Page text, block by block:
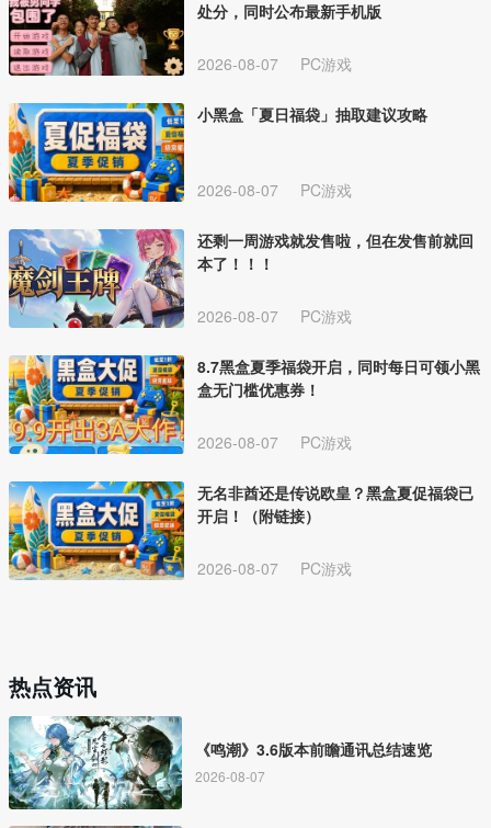
处分，同时公布最新手机版
2026-08-07 PC游戏
小黑盒「夏日福袋」抽取建议攻略
2026-08-07 PC游戏
还剩一周游戏就发售啦，但在发售前就回
本了！！！
2026-08-07 PC游戏
8.7黑盒夏季福袋开启，同时每日可领小黑
盒无门槛优惠券！
2026-08-07 PC游戏
无名非酋还是传说欧皇？黑盒夏促福袋已
开启！（附链接）
2026-08-07 PC游戏
热点资讯
《鸣潮》3.6版本前瞻通讯总结速览
2026-08-07